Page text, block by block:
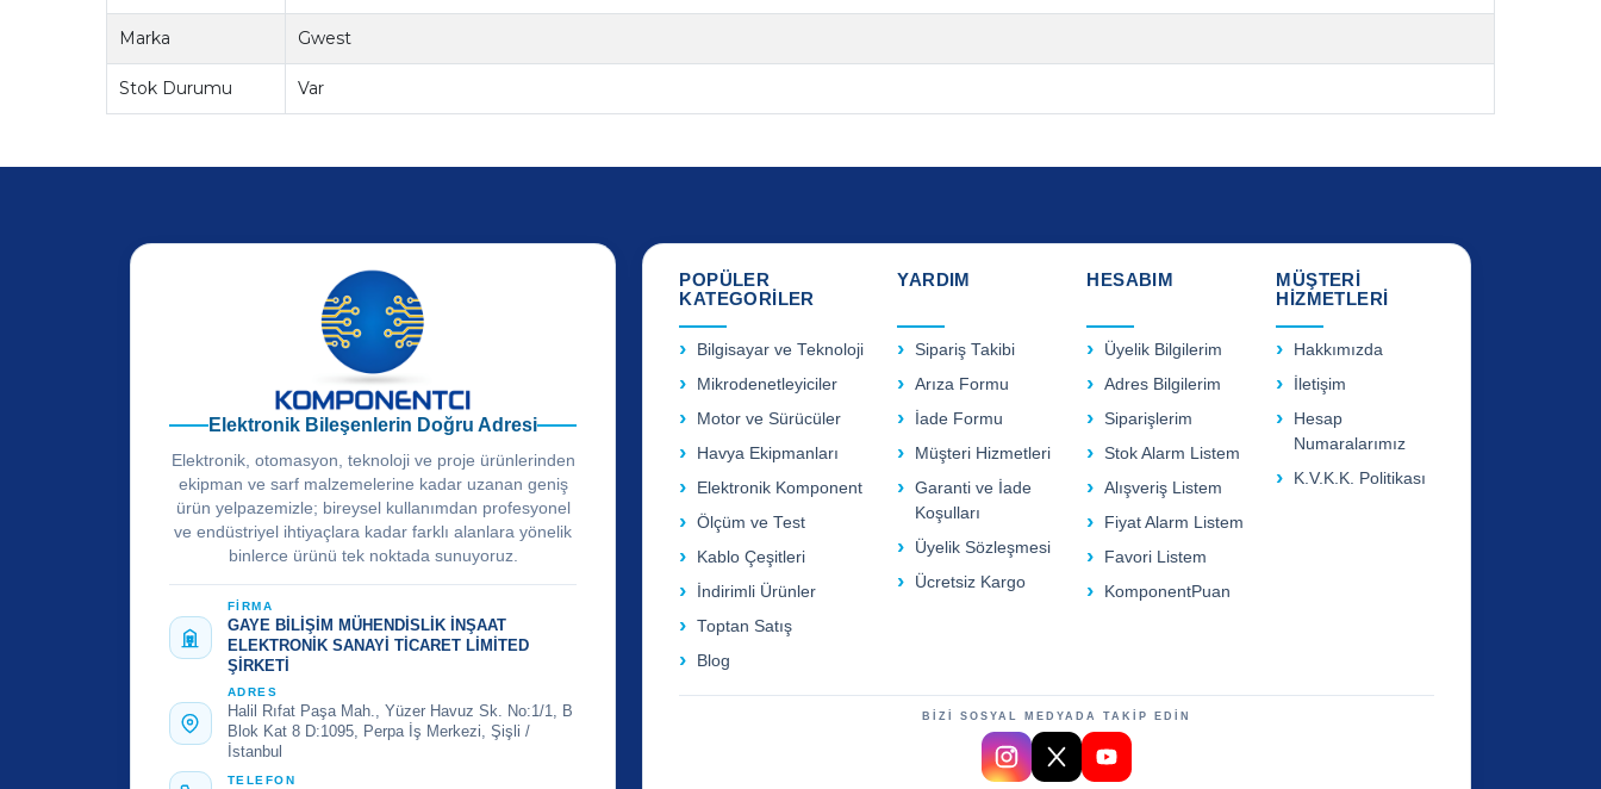
Marka Gwest
Stok Durumu Var
Elektronik Bileşenlerin Doğru Adresi
Elektronik, otomasyon, teknoloji ve proje ürünlerinden
ekipman ve sarf malzemelerine kadar uzanan geniş
ürün yelpazemizle; bireysel kullanımdan profesyonel
ve endüstriyel ihtiyaçlara kadar farklı alanlara yönelik
binlerce ürünü tek noktada sunuyoruz.
FİRMA
GAYE BİLİŞİM MÜHENDİSLİK İNŞAAT
ELEKTRONİK SANAYİ TİCARET LİMİTED
ŞİRKETİ
ADRES
Halil Rıfat Paşa Mah., Yüzer Havuz Sk. No:1/1, B
Blok Kat 8 D:1095, Perpa İş Merkezi, Şişli /
İstanbul
TELEFON
POPÜLER
KATEGORİLER
Bilgisayar ve Teknoloji
Mikrodenetleyiciler
Motor ve Sürücüler
Havya Ekipmanları
Elektronik Komponent
Ölçüm ve Test
Kablo Çeşitleri
İndirimli Ürünler
Toptan Satış
Blog
YARDIM
Sipariş Takibi
Arıza Formu
İade Formu
Müşteri Hizmetleri
Garanti ve İade
Koşulları
Üyelik Sözleşmesi
Ücretsiz Kargo
HESABIM
Üyelik Bilgilerim
Adres Bilgilerim
Siparişlerim
Stok Alarm Listem
Alışveriş Listem
Fiyat Alarm Listem
Favori Listem
KomponentPuan
MÜŞTERİ
HİZMETLERİ
Hakkımızda
İletişim
Hesap
Numaralarımız
K.V.K.K. Politikası
BİZİ SOSYAL MEDYADA TAKİP EDİN